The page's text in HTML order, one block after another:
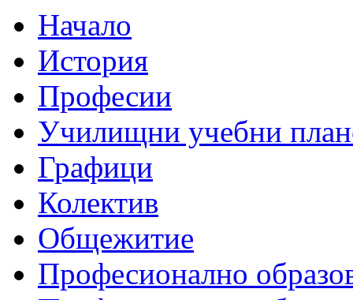
Начало
История
Професии
Училищни учебни
Графици
Колектив
Общежитие
Професионално